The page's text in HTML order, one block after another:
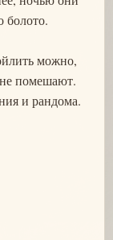
болото.
можно,
помешают.
и рандома.